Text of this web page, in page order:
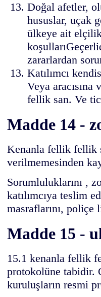
Doğal afetler,
hususlar, uçak
ülkeye ait
zararlardan
Katılımcı
Veya
fellik san. Ve
Madde 14 -
Kenanla fellik fellik
verilmemesinden
Sorumluluklarını ,
katılımcıya teslim
masraflarını, poliçe
Madde 15 -
15.1 kenanla fellik
protokolüne tabidir.
kuruluşların resmi